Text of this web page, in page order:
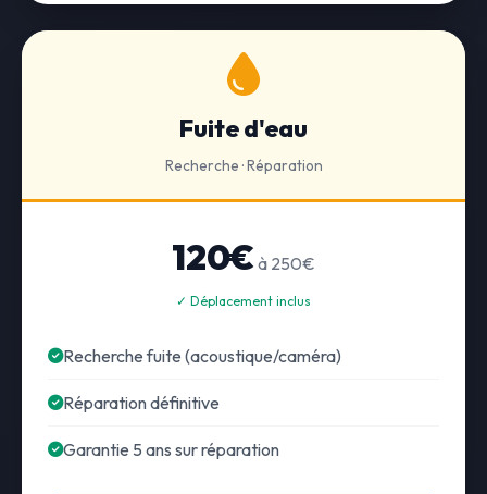
Fuite d'eau
Recherche · Réparation
120€ à 250€
✓ Déplacement inclus
Recherche fuite (acoustique/caméra)
Réparation définitive
Garantie 5 ans sur réparation